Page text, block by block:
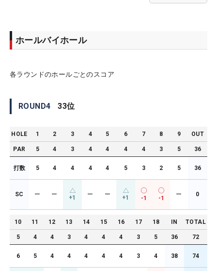
ホールバイホール
各ラウンドのホールごとのスコア
ROUND4 33位
HOLE 1 2 3 4 5 6 7 8 9 OUT
PAR 5 4 3 4 4 4 4 3 5 36
打数 5 4 4 4 4 5 3 2 5 36
SC ー ー +1 ー ー +1 -1 -1
ー 0
10 11 12 13 14 15 16 17 18 IN TOTAL
5 4 4 3 4 4 4 3 5 36 72
6 5 4 4 4 4 4 3 4 38 74